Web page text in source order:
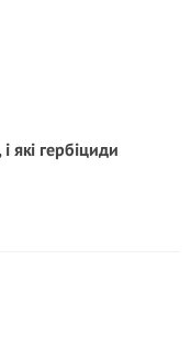
які гербіциди